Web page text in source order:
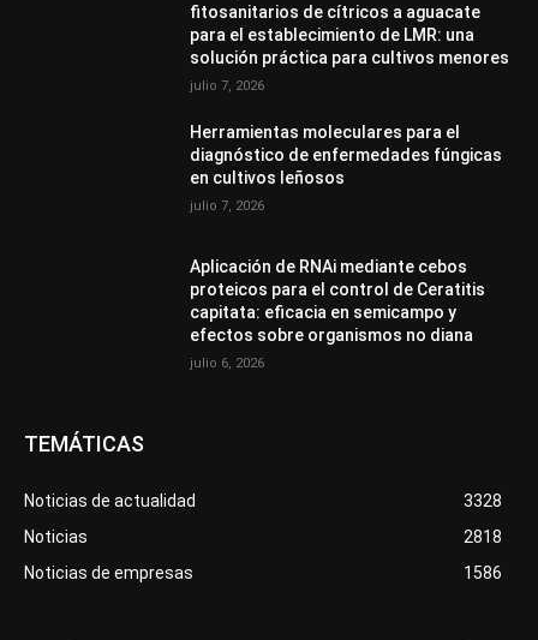
fitosanitarios de cítricos a aguacate
para el establecimiento de LMR: una
solución práctica para cultivos menores
julio 7, 2026
Herramientas moleculares para el
diagnóstico de enfermedades fúngicas
en cultivos leñosos
julio 7, 2026
Aplicación de RNAi mediante cebos
proteicos para el control de Ceratitis
capitata: eficacia en semicampo y
efectos sobre organismos no diana
julio 6, 2026
TEMÁTICAS
Noticias de actualidad
3328
Noticias
2818
Noticias de empresas
1586